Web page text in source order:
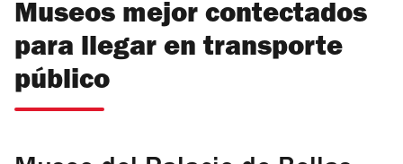
Museos mejor contectados
para llegar en transporte
público